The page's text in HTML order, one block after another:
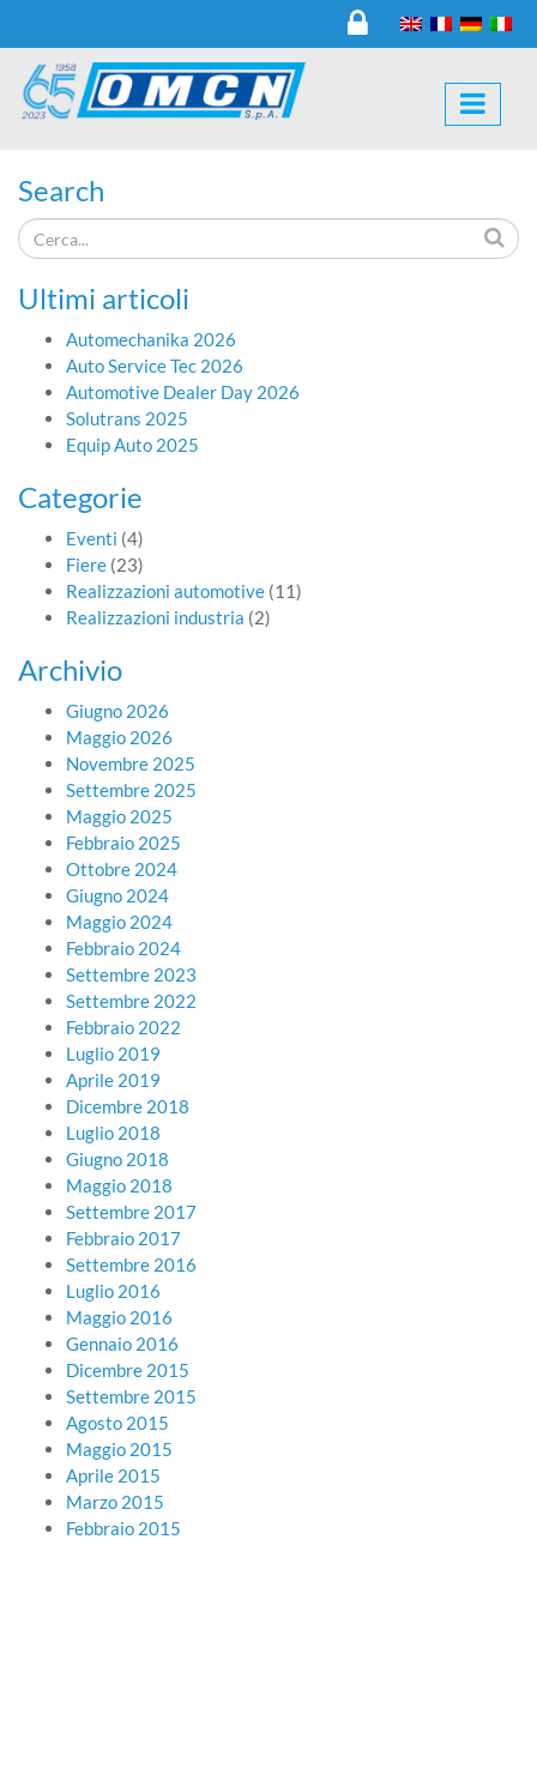
Search
Ultimi articoli
Automechanika 2026
Auto Service Tec 2026
Automotive Dealer Day 2026
Solutrans 2025
Equip Auto 2025
Categorie
Eventi (4)
Fiere (23)
Realizzazioni automotive (11)
Realizzazioni industria (2)
Archivio
Giugno 2026
Maggio 2026
Novembre 2025
Settembre 2025
Maggio 2025
Febbraio 2025
Ottobre 2024
Giugno 2024
Maggio 2024
Febbraio 2024
Settembre 2023
Settembre 2022
Febbraio 2022
Luglio 2019
Aprile 2019
Dicembre 2018
Luglio 2018
Giugno 2018
Maggio 2018
Settembre 2017
Febbraio 2017
Settembre 2016
Luglio 2016
Maggio 2016
Gennaio 2016
Dicembre 2015
Settembre 2015
Agosto 2015
Maggio 2015
Aprile 2015
Marzo 2015
Febbraio 2015